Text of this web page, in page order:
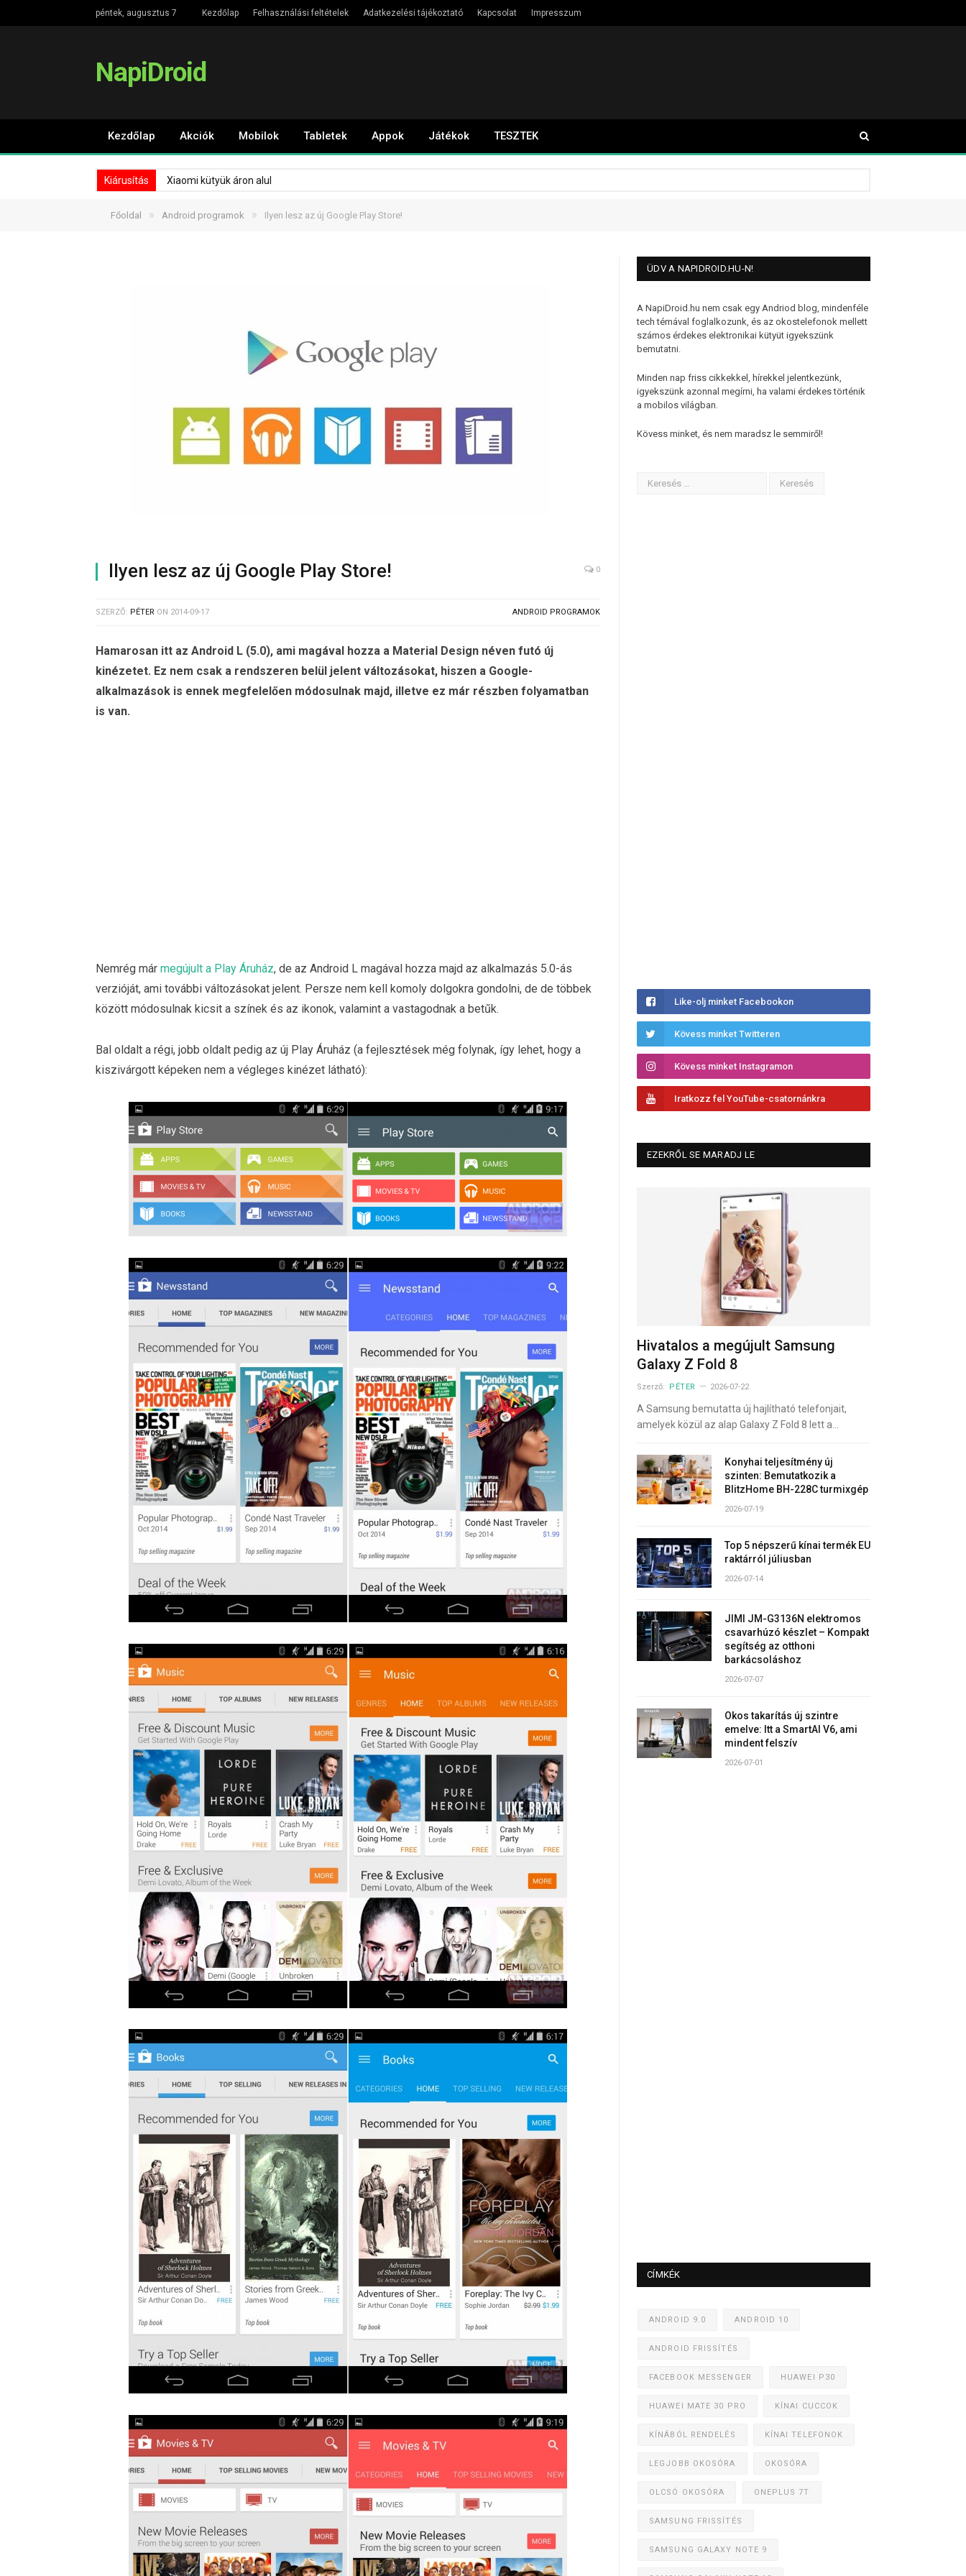
péntek, augusztus 7 Kezdőlap Felhasználási feltételek Adatkezelési tájékoztató Kapcsolat Impresszum
NapiDroid
Kezdőlap Akciók Mobilok Tabletek Appok Játékok TESZTEK
Kiárusítás Xiaomi kütyük áron alul
Főoldal » Android programok » Ilyen lesz az új Google Play Store!
Ilyen lesz az új Google Play Store! 0
SZERZŐ: PÉTER ON 2014-09-17 ANDROID PROGRAMOK
Hamarosan itt az Android L (5.0), ami magával hozza a Material Design néven futó új
kinézetet. Ez nem csak a rendszeren belül jelent változásokat, hiszen a Google-
alkalmazások is ennek megfelelően módosulnak majd, illetve ez már részben folyamatban
is van.
Nemrég már megújult a Play Áruház, de az Android L magával hozza majd az alkalmazás 5.0-ás
verzióját, ami további változásokat jelent. Persze nem kell komoly dolgokra gondolni, de de többek
között módosulnak kicsit a színek és az ikonok, valamint a vastagodnak a betűk.
Bal oldalt a régi, jobb oldalt pedig az új Play Áruház (a fejlesztések még folynak, így lehet, hogy a
kiszivárgott képeken nem a végleges kinézet látható):
ÜDV A NAPIDROID.HU-N!
A NapiDroid.hu nem csak egy Andriod blog, mindenféle
tech témával foglalkozunk, és az okostelefonok mellett
számos érdekes elektronikai kütyüt igyekszünk
bemutatni.
Minden nap friss cikkekkel, hírekkel jelentkezünk,
igyekszünk azonnal megírni, ha valami érdekes történik
a mobilos világban.
Kövess minket, és nem maradsz le semmiről!
Like-olj minket Facebookon
Kövess minket Twitteren
Kövess minket Instagramon
Iratkozz fel YouTube-csatornánkra
EZEKRŐL SE MARADJ LE
Hivatalos a megújult Samsung
Galaxy Z Fold 8
Szerző: PÉTER 2026-07-22
A Samsung bemutatta új hajlítható telefonjait,
amelyek közül az alap Galaxy Z Fold 8 lett a…
Konyhai teljesítmény új
szinten: Bemutatkozik a
BlitzHome BH-228C turmixgép
2026-07-19
Top 5 népszerű kínai termék EU
raktárról júliusban
2026-07-14
JIMI JM-G3136N elektromos
csavarhúzó készlet – Kompakt
segítség az otthoni
barkácsoláshoz
2026-07-07
Okos takarítás új szintre
emelve: Itt a SmartAI V6, ami
mindent felszív
2026-07-01
CÍMKÉK
ANDROID 9.0 ANDROID 10
ANDROID FRISSÍTÉS
FACEBOOK MESSENGER HUAWEI P30
HUAWEI MATE 30 PRO KÍNAI CUCCOK
KÍNÁBÓL RENDELÉS KÍNAI TELEFONOK
LEGJOBB OKOSÓRA OKOSÓRA
OLCSÓ OKOSÓRA ONEPLUS 7T
SAMSUNG FRISSÍTÉS
SAMSUNG GALAXY NOTE 9